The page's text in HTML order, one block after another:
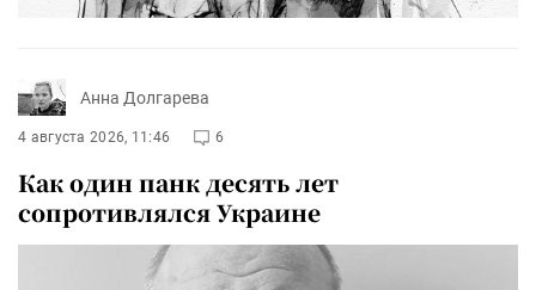
Анна Долгарева
4 августа 2026, 11:46 6
Как один панк десять лет
сопротивлялся Украине